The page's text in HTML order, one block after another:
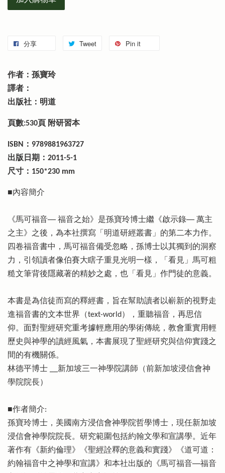
分享 Tweet Pin it
作者：孫寶玲
譯者：
出版社：明道
頁數:530頁 附研習本
ISBN：9789881963727
出版日期：2011-5-1
尺寸：150*230 mm
■內容簡介
《馬可福音── 福音之始》是孫寶玲博士繼《啟示錄── 萬主
之主》之後，為本社撰寫「明道研經叢書」的第二本力作。
四卷福音書中，馬可福音備受忽略，孫博士以其獨到的洞察
力，引領讀者像伯賽大瞎子重見光明一樣，「看見」馬可粗
糙文筆背後隱藏著的精妙之處，也「看見」作門徒的意義。
本書是為信徒而寫的釋經書，旨在幫助讀者以嶄新的視野走
進福音書的文本世界（text-world），重聽福音，再思信
仰。面對聖經研究重考據輕應用的學術傳統，教會重實用輕
歷史與神學的讀經風氣，本書展現了聖經研究與信仰實踐之
間的有機關係。
林德平博士 __新加坡三一神學院講師（前新加坡浸信會神
學院院長）
■作者簡介:
孫寶玲博士，美國南方浸信會神學院哲學博士，現任新加坡
浸信會神學院院長。研究範圍包括約翰文學和宣講學。近年
著作有《新約倫理》《聖經詮釋的意義和實踐》《道可道：
約翰福音中之神學和宣講》和本社出版的《馬可福音──福音